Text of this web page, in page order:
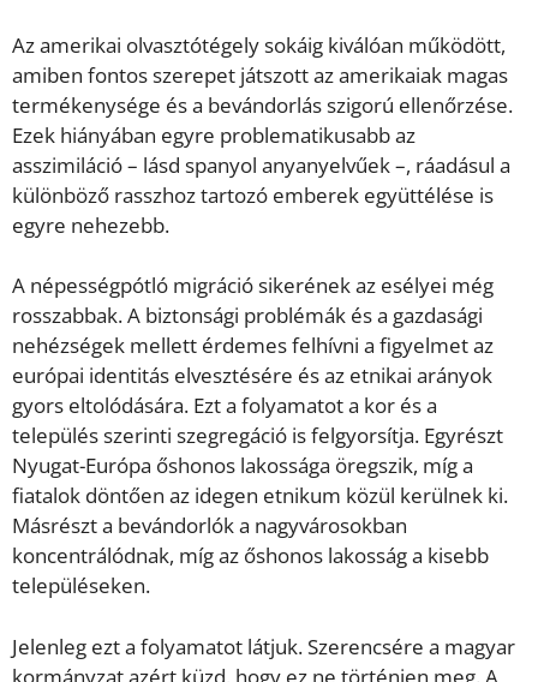
Az amerikai olvasztótégely sokáig kiválóan működött,
amiben fontos szerepet játszott az amerikaiak magas
termékenysége és a bevándorlás szigorú ellenőrzése.
Ezek hiányában egyre problematikusabb az
asszimiláció – lásd spanyol anyanyelvűek –, ráadásul a
különböző rasszhoz tartozó emberek együttélése is
egyre nehezebb.
A népességpótló migráció sikerének az esélyei még
rosszabbak. A biztonsági problémák és a gazdasági
nehézségek mellett érdemes felhívni a figyelmet az
európai identitás elvesztésére és az etnikai arányok
gyors eltolódására. Ezt a folyamatot a kor és a
település szerinti szegregáció is felgyorsítja. Egyrészt
Nyugat-Európa őshonos lakossága öregszik, míg a
fiatalok döntően az idegen etnikum közül kerülnek ki.
Másrészt a bevándorlók a nagyvárosokban
koncentrálódnak, míg az őshonos lakosság a kisebb
településeken.
Jelenleg ezt a folyamatot látjuk. Szerencsére a magyar
kormányzat azért küzd, hogy ez ne történjen meg. A